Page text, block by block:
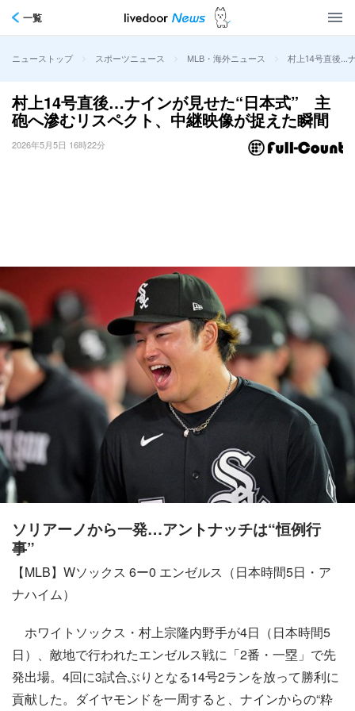
一覧
ニューストップ > スポーツニュース > MLB・海外ニュース > 村上14号直後…
村上14号直後…ナインが見せた“日本式” 主
砲へ滲むリスペクト、中継映像が捉えた瞬間
2026年5月5日 16時22分
ソリアーノから一発…アントナッチは“恒例行
事”
【MLB】Wソックス 6ー0 エンゼルス（日本時間5日・ア
ナハイム）
ホワイトソックス・村上宗隆内野手が4日（日本時間5
日）、敵地で行われたエンゼルス戦に「2番・一塁」で先
発出場。4回に3試合ぶりとなる14号2ランを放って勝利に
貢献した。ダイヤモンドを一周すると、ナインからの“粋